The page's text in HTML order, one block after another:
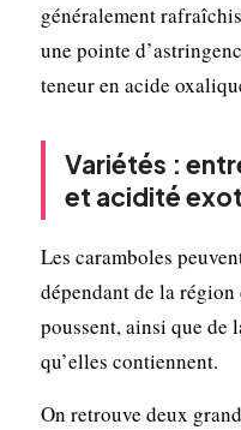
généralement
une pointe
teneur en acide
Variétés :
et acidité
Les caramboles
dépendant de la
poussent, ainsi que de
qu’elles contiennent.
On retrouve deux